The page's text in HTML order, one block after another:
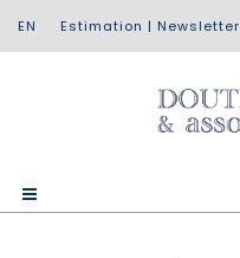
Estimation | Newsletter